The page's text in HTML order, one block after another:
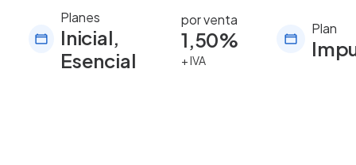
Planes
Inicial,
Esencial
por venta
1,50%
+ IVA
Plan